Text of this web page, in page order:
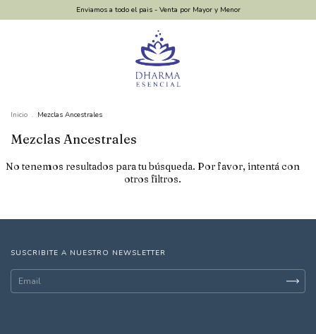
Enviamos a todo el pais - Venta por Mayor y Menor
Inicio . Mezclas Ancestrales
Mezclas Ancestrales
No tenemos resultados para tu búsqueda. Por favor, intentá con
otros filtros.
SUSCRIBITE A NUESTRO NEWSLETTER